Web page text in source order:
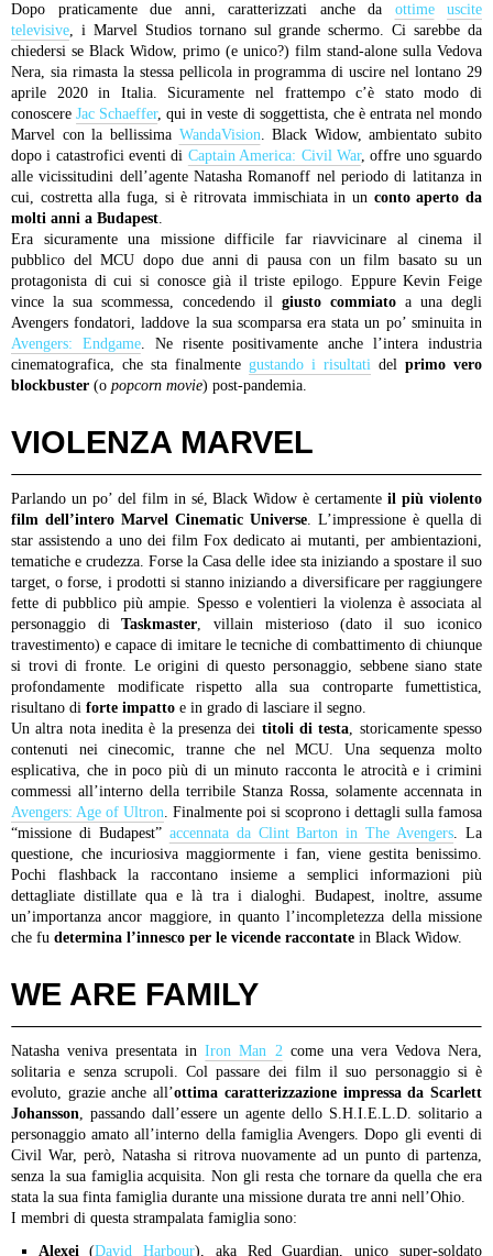
Dopo praticamente due anni, caratterizzati anche da ottime
uscite
televisive, i Marvel Studios tornano sul grande schermo. Ci sarebbe da
chiedersi se Black Widow, primo (e unico?) film stand-alone sulla Vedova
Nera, sia rimasta la stessa pellicola in programma di uscire nel lontano 29
aprile 2020 in Italia. Sicuramente nel frattempo c’è stato modo di
conoscereJac Schaeffer, qui in veste di soggettista, che è entrata nel mondo
Marvel con la bellissima WandaVision. Black Widow, ambientato subito
dopo i catastrofici eventi di Captain America: Civil War, offre uno sguardo
alle vicissitudini dell’agente Natasha Romanoff nel periodo di latitanza in
cui, costretta alla fuga, si è ritrovata immischiata in un conto aperto da
molti anni a Budapest.
Era sicuramente una missione difficile far riavvicinare al cinema il
pubblico del MCU dopo due anni di pausa con un film basato su un
protagonista di cui si conosce già il triste epilogo. Eppure Kevin Feige
vince la sua scommessa, concedendo il giusto commiato a una degli
Avengers fondatori, laddove la sua scomparsa era stata un po’ sminuita in
Avengers: Endgame. Ne risente positivamente anche l’intera industria
cinematografica, che sta finalmente gustando i risultati del primo vero
blockbuster (o popcorn movie) post-pandemia.
VIOLENZA MARVEL
Parlando un po’ del film in sé, Black Widow è certamenteil più violento
film dell’intero Marvel Cinematic Universe. L’impressione è quella di
star assistendo a uno dei film Fox dedicato ai mutanti, per ambientazioni,
tematiche e crudezza. Forse la Casa delle idee sta iniziando a spostare il suo
target, o forse, i prodotti si stanno iniziando a diversificare per raggiungere
fette di pubblico più ampie. Spesso e volentieri la violenza è associata al
personaggio diTaskmaster, villain misterioso (dato il suo iconico
travestimento) e capace di imitare le tecniche di combattimento di chiunque
si trovi di fronte. Le origini di questo personaggio, sebbene siano state
profondamente modificate rispetto alla sua controparte fumettistica,
risultano di forte impatto e in grado di lasciare il segno.
Un altra nota inedita è la presenza dei titoli di testa, storicamente spesso
contenuti nei cinecomic, tranne che nel MCU. Una sequenza molto
esplicativa, che in poco più di un minuto racconta le atrocità e i crimini
commessi all’interno della terribile Stanza Rossa, solamente accennata in
Avengers: Age of Ultron. Finalmente poi si scoprono i dettagli sulla famosa
“missione di Budapest” accennata da Clint Barton in The Avengers. La
questione, che incuriosiva maggiormente i fan, viene gestita benissimo.
Pochi flashback la raccontano insieme a semplici informazioni più
dettagliate distillate qua e là tra i dialoghi. Budapest, inoltre, assume
un’importanza ancor maggiore, in quanto l’incompletezza della missione
che fu determina l’innesco per le vicende raccontate in Black Widow.
WE ARE FAMILY
Natasha veniva presentata inIron Man 2come una vera Vedova Nera,
solitaria e senza scrupoli. Col passare dei film il suo personaggio si è
evoluto, grazie anche all’ottima caratterizzazione impressa da Scarlett
Johansson, passando dall’essere un agente dello S.H.I.E.L.D. solitario a
personaggio amato all’interno della famiglia Avengers. Dopo gli eventi di
Civil War, però, Natasha si ritrova nuovamente ad un punto di partenza,
senza la sua famiglia acquisita. Non gli resta che tornare da quella che era
stata la sua finta famiglia durante una missione durata tre anni nell’Ohio.
I membri di questa strampalata famiglia sono:
Alexei(David Harbour), aka Red Guardian, unico super-soldato